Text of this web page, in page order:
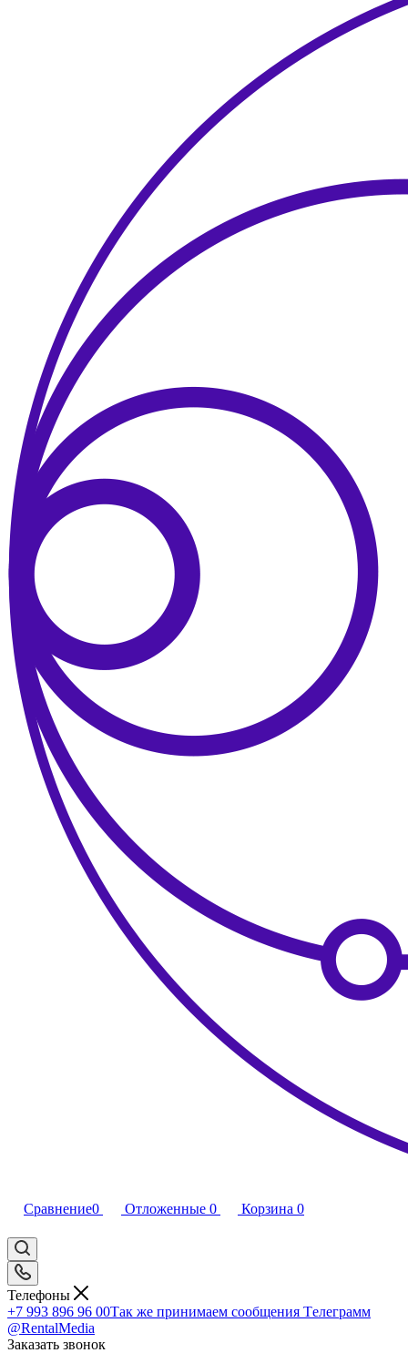
Сравнение0 Отложенные 0 Корзина 0
Телефоны
+7 993 896 96 00Так же принимаем сообщения Tелеграмм
@RentalMedia
Заказать звонок